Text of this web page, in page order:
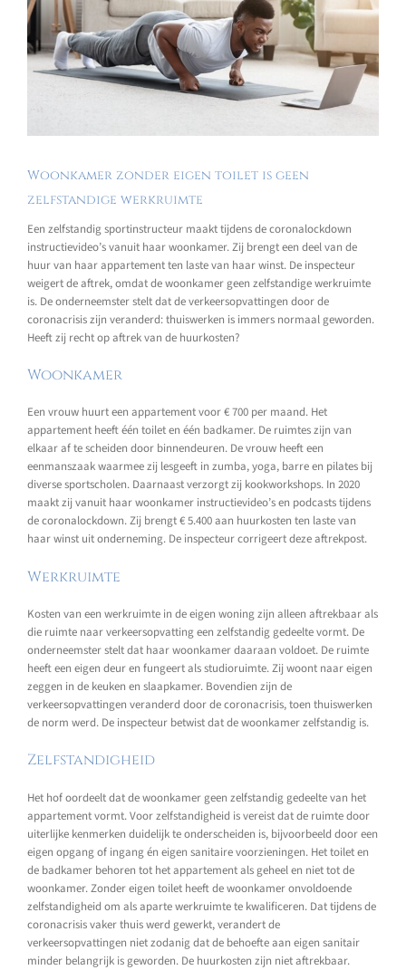
Woonkamer zonder eigen toilet is geen
zelfstandige werkruimte
Een zelfstandig sportinstructeur maakt tijdens de coronalockdown
instructievideo’s vanuit haar woonkamer. Zij brengt een deel van de
huur van haar appartement ten laste van haar winst. De inspecteur
weigert de aftrek, omdat de woonkamer geen zelfstandige werkruimte
is. De onderneemster stelt dat de verkeersopvattingen door de
coronacrisis zijn veranderd: thuiswerken is immers normaal geworden.
Heeft zij recht op aftrek van de huurkosten?
Woonkamer
Een vrouw huurt een appartement voor € 700 per maand. Het
appartement heeft één toilet en één badkamer. De ruimtes zijn van
elkaar af te scheiden door binnendeuren. De vrouw heeft een
eenmanszaak waarmee zij lesgeeft in zumba, yoga, barre en pilates bij
diverse sportscholen. Daarnaast verzorgt zij kookworkshops. In 2020
maakt zij vanuit haar woonkamer instructievideo’s en podcasts tijdens
de coronalockdown. Zij brengt € 5.400 aan huurkosten ten laste van
haar winst uit onderneming. De inspecteur corrigeert deze aftrekpost.
Werkruimte
Kosten van een werkruimte in de eigen woning zijn alleen aftrekbaar als
die ruimte naar verkeersopvatting een zelfstandig gedeelte vormt. De
onderneemster stelt dat haar woonkamer daaraan voldoet. De ruimte
heeft een eigen deur en fungeert als studioruimte. Zij woont naar eigen
zeggen in de keuken en slaapkamer. Bovendien zijn de
verkeersopvattingen veranderd door de coronacrisis, toen thuiswerken
de norm werd. De inspecteur betwist dat de woonkamer zelfstandig is.
Zelfstandigheid
Het hof oordeelt dat de woonkamer geen zelfstandig gedeelte van het
appartement vormt. Voor zelfstandigheid is vereist dat de ruimte door
uiterlijke kenmerken duidelijk te onderscheiden is, bijvoorbeeld door een
eigen opgang of ingang én eigen sanitaire voorzieningen. Het toilet en
de badkamer behoren tot het appartement als geheel en niet tot de
woonkamer. Zonder eigen toilet heeft de woonkamer onvoldoende
zelfstandigheid om als aparte werkruimte te kwalificeren. Dat tijdens de
coronacrisis vaker thuis werd gewerkt, verandert de
verkeersopvattingen niet zodanig dat de behoefte aan eigen sanitair
minder belangrijk is geworden. De huurkosten zijn niet aftrekbaar.